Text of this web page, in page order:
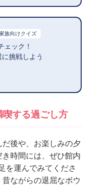
族向けクイズ
ェック！
挑戦しよう
する過ごし方
後や、お楽しみの夕
時間には、ぜひ館内
を運んでみてくださ
ながらの退屈なボウ